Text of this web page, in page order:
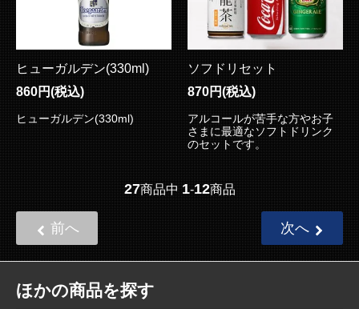
ヒューガルデン(330ml)
860円(税込)
ヒューガルデン(330ml)
ソフドリセット
870円(税込)
アルコールが苦手な方やお子
さまに最適なソフトドリンク
のセットです。
27商品中1-12商品
前へ 次へ
ほかの商品を探す